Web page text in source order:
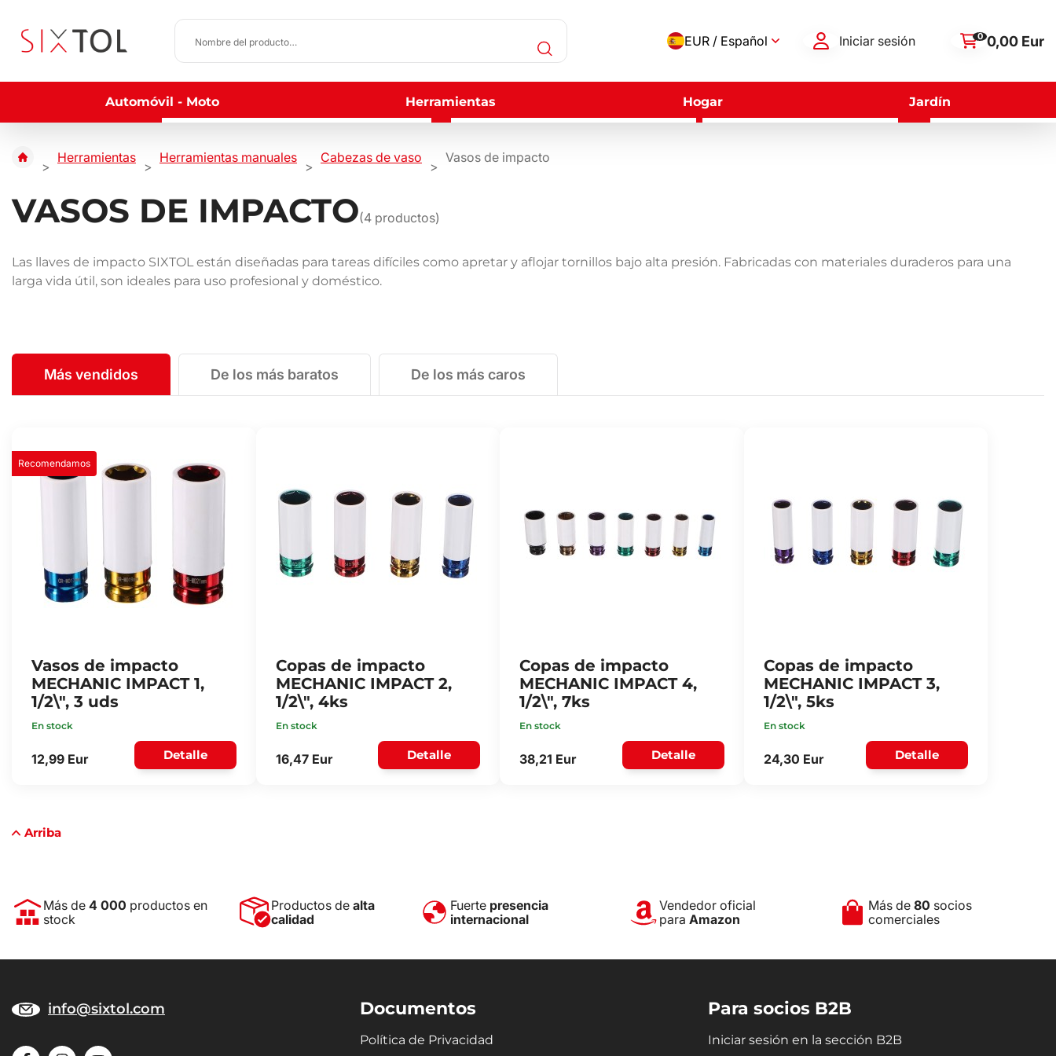
EUR / Español Iniciar sesión 0 0,00 Eur
Automóvil - Moto Herramientas Hogar Jardín
Herramientas Herramientas manuales Cabezas de vaso Vasos de impacto
VASOS DE IMPACTO(4 productos)
Las llaves de impacto SIXTOL están diseñadas para tareas difíciles como apretar y aflojar tornillos bajo alta presión. Fabricadas con materiales duraderos para una
larga vida útil, son ideales para uso profesional y doméstico.
Más vendidos De los más baratos De los más caros
Recomendamos
Vasos de impacto
MECHANIC IMPACT 1,
1/2\", 3 uds
En stock
12,99 Eur Detalle
Copas de impacto
MECHANIC IMPACT 2,
1/2\", 4ks
En stock
16,47 Eur Detalle
Copas de impacto
MECHANIC IMPACT 4,
1/2\", 7ks
En stock
38,21 Eur Detalle
Copas de impacto
MECHANIC IMPACT 3,
1/2\", 5ks
En stock
24,30 Eur Detalle
Arriba
Más de 4 000 productos en
stock
Productos dealta
calidad
Fuerte presencia
internacional
Vendedor oficial
para Amazon
Más de80 socios
comerciales
info@sixtol.com Documentos
Política de Privacidad
Para socios B2B
Iniciar sesión en la sección B2B